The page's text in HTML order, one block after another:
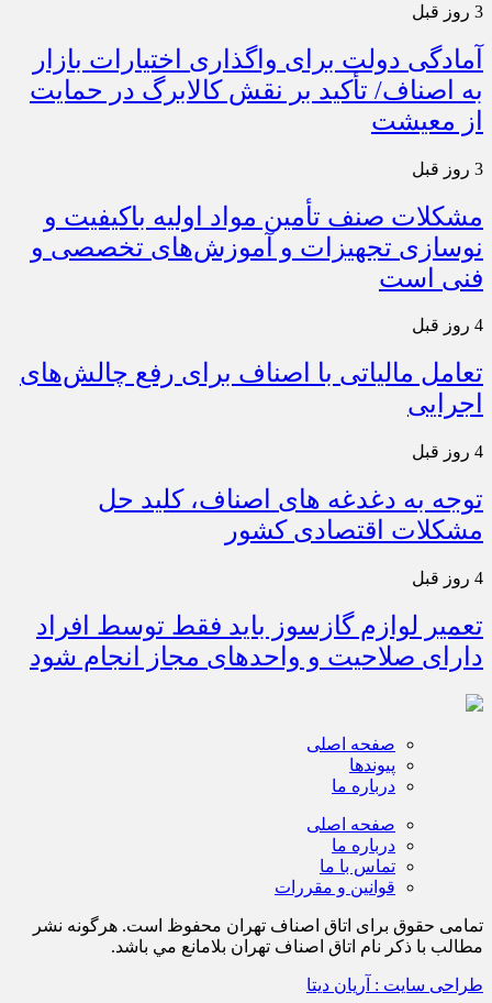
3 روز قبل
آمادگی دولت برای واگذاری اختیارات بازار
به اصناف/ تأکید بر نقش کالابرگ در حمایت
از معیشت
3 روز قبل
مشکلات صنف تأمین مواد اولیه باکیفیت و
نوسازی تجهیزات و آموزش‌های تخصصی و
فنی است
4 روز قبل
تعامل مالیاتی با اصناف برای رفع چالش‌های
اجرایی
4 روز قبل
توجه به دغدغه های اصناف، کلید حل
مشکلات اقتصادی کشور
4 روز قبل
تعمیر لوازم گازسوز باید فقط توسط افراد
دارای صلاحیت و واحدهای مجاز انجام شود
صفحه اصلی
پیوندها
درباره ما
صفحه اصلی
درباره ما
تماس با ما
قوانین و مقررات
تمامی حقوق برای اتاق اصناف تهران محفوظ است. هرگونه نشر
مطالب با ذكر نام اتاق اصناف تهران بلامانع مي باشد.
طراحی سایت : آریان دیتا